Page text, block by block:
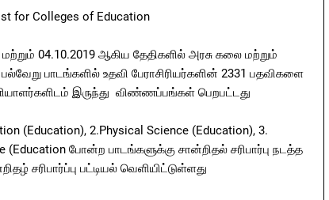
for Colleges of Education
04.10.2019 ஆகிய தேதிகளில் அரசு கலை மற்றும்
பாடங்களில் உதவி பேராசிரியர்களின் 2331 பதவிகளை
இருந்து விண்ணப்பங்கள் பெறபட்டது
(Education), 2.Physical Science (Education), 3.
(Education போன்ற பாடங்களுக்கு சான்றிதல் சரிபார்பு நடத்த
சரிபார்ப்பு பட்டியல் வெளியிட்டுள்ளது